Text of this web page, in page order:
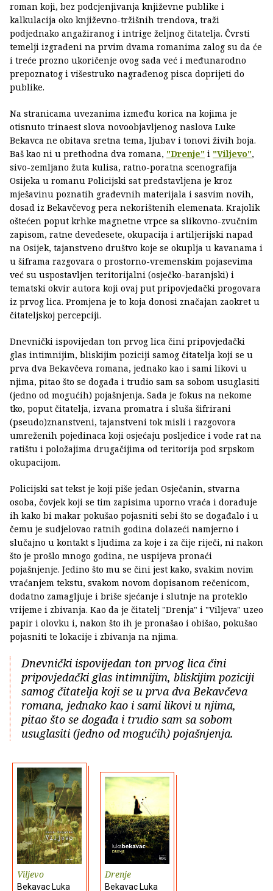
roman koji, bez podcjenjivanja književne publike i
kalkulacija oko književno-tržišnih trendova, traži
podjednako angažiranog i intrige željnog čitatelja. Čvrsti
temelji izgrađeni na prvim dvama romanima zalog su da će
i treće prozno ukoričenje ovog sada već i međunarodno
prepoznatog i višestruko nagrađenog pisca doprijeti do
publike.
Na stranicama uvezanima između korica na kojima je
otisnuto trinaest slova novoobjavljenog naslova Luke
Bekavca ne obitava sretna tema, ljubav i tonovi živih boja.
Baš kao ni u prethodna dva romana, "Drenje" i "Viljevo",
sivo-zemljano žuta kulisa, ratno-poratna scenografija
Osijeka u romanu Policijski sat predstavljena je kroz
mješavinu poznatih građevnih materijala i sasvim novih,
dosad iz Bekavčevog pera nekorištenih elemenata. Krajolik
oštećen poput krhke magnetne vrpce sa slikovno-zvučnim
zapisom, ratne devedesete, okupacija i artiljerijski napad
na Osijek, tajanstveno društvo koje se okuplja u kavanama i
u šiframa razgovara o prostorno-vremenskim pojasevima
već su uspostavljen teritorijalni (osječko-baranjski) i
tematski okvir autora koji ovaj put pripovjedački progovara
iz prvog lica. Promjena je to koja donosi značajan zaokret u
čitateljskoj percepciji.
Dnevnički ispovijedan ton prvog lica čini pripovjedački
glas intimnijim, bliskijim poziciji samog čitatelja koji se u
prva dva Bekavčeva romana, jednako kao i sami likovi u
njima, pitao što se događa i trudio sam sa sobom usuglasiti
(jedno od mogućih) pojašnjenja. Sada je fokus na nekome
tko, poput čitatelja, izvana promatra i sluša šifrirani
(pseudo)znanstveni, tajanstveni tok misli i razgovora
umreženih pojedinaca koji osjećaju posljedice i vode rat na
ratištu i položajima drugačijima od teritorija pod srpskom
okupacijom.
Policijski sat tekst je koji piše jedan Osječanin, stvarna
osoba, čovjek koji se tim zapisima uporno vraća i dorađuje
ih kako bi makar pokušao pojasniti sebi što se događalo i u
čemu je sudjelovao ratnih godina dolazeći namjerno i
slučajno u kontakt s ljudima za koje i za čije riječi, ni nakon
što je prošlo mnogo godina, ne uspijeva pronaći
pojašnjenje. Jedino što mu se čini jest kako, svakim novim
vraćanjem tekstu, svakom novom dopisanom rečenicom,
dodatno zamagljuje i briše sjećanje i slutnje na proteklo
vrijeme i zbivanja. Kao da je čitatelj "Drenja" i "Viljeva" uzeo
papir i olovku i, nakon što ih je pronašao i obišao, pokušao
pojasniti te lokacije i zbivanja na njima.
Dnevnički ispovijedan ton prvog lica čini
pripovjedački glas intimnijim, bliskijim poziciji
samog čitatelja koji se u prva dva Bekavčeva
romana, jednako kao i sami likovi u njima,
pitao što se događa i trudio sam sa sobom
usuglasiti (jedno od mogućih) pojašnjenja.
Viljevo
Bekavac Luka
Drenje
Bekavac Luka